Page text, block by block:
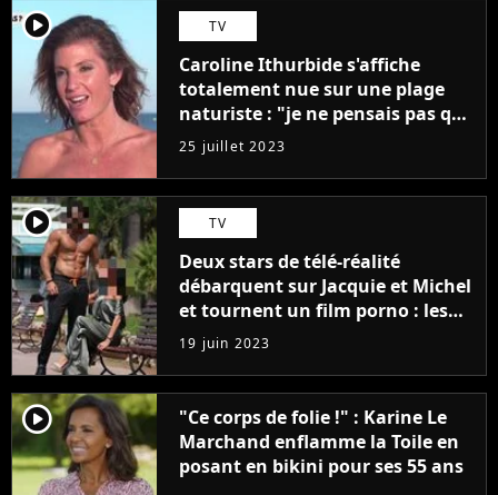
player2 TV
Caroline Ithurbide s'affiche
totalement nue sur une plage
naturiste : "je ne pensais pas que
j'arriverais à le faire..."
25 juillet 2023
player2 TV
Deux stars de télé-réalité
débarquent sur Jacquie et Michel
et tournent un film porno : les
premières images du tournage
(exclu)
19 juin 2023
player2
"Ce corps de folie !" : Karine Le
Marchand enflamme la Toile en
posant en bikini pour ses 55 ans